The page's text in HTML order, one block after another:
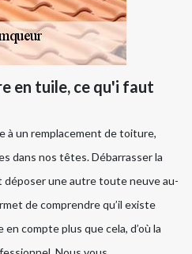
en tuile, ce qu'i faut
à un remplacement de toiture,
dans nos têtes. Débarrasser la
déposer une autre toute neuve au-
de comprendre qu’il existe
compte plus que cela, d’où la